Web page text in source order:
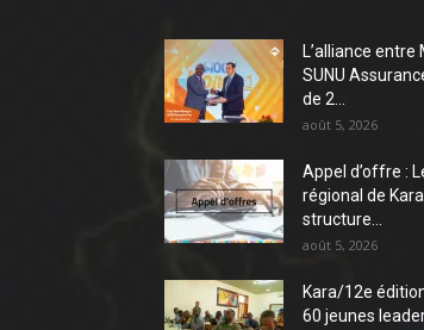
L’alliance
SUNU
de 2...
août 5, 2026
Appel d’offre :
régional de
structure...
août 5, 2026
Kara/12e
60 jeunes